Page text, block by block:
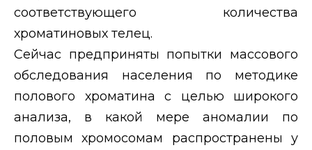
соответствующего количества
хроматиновых телец.
Сейчас предприняты попытки массового
обследования населения по методике
полового хроматина с целью широкого
анализа, в какой мере аномалии по
половым хромосомам распространены у